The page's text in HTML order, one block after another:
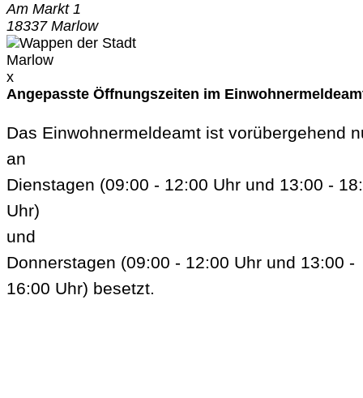
Am Markt 1
18337 Marlow
x
Angepasste Öffnungszeiten im
Das Einwohnermeldeamt ist vorübergehend
an
Dienstagen (09:00 - 12:00 Uhr und 13:00 -
Uhr)
und
Donnerstagen (09:00 - 12:00 Uhr und 13:00 -
16:00 Uhr) besetzt.